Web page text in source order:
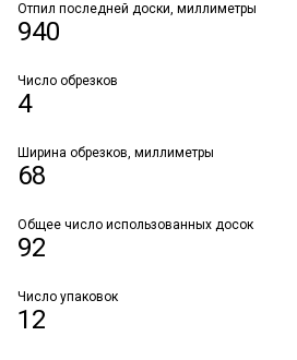
Отпил последней доски, миллиметры
940
Число обрезков
4
Ширина обрезков, миллиметры
68
Общее число использованных досок
92
Число упаковок
12